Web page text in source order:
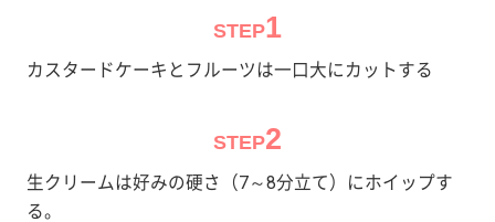
STEP1
カスタードケーキとフルーツは一口大にカットする
STEP2
生クリームは好みの硬さ（7～8分立て）にホイップす
る。